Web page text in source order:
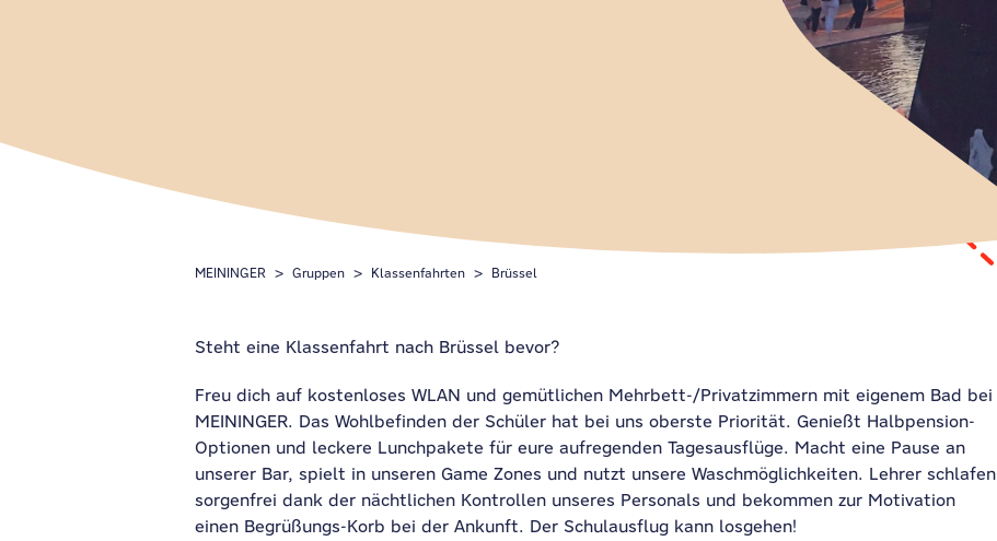
MEININGER Gruppen Klassenfahrten Brüssel
Steht eine Klassenfahrt nach Brüssel bevor?
Freu dich auf kostenloses WLAN und gemütlichen Mehrbett-/Privatzimmern mit eigenem Bad bei
MEININGER. Das Wohlbefinden der Schüler hat bei uns oberste Priorität. Genießt Halbpension-
Optionen und leckere Lunchpakete für eure aufregenden Tagesausflüge. Macht eine Pause an
unserer Bar, spielt in unseren Game Zones und nutzt unsere Waschmöglichkeiten. Lehrer schlafen
sorgenfrei dank der nächtlichen Kontrollen unseres Personals und bekommen zur Motivation
einen Begrüßungs-Korb bei der Ankunft. Der Schulausflug kann losgehen!